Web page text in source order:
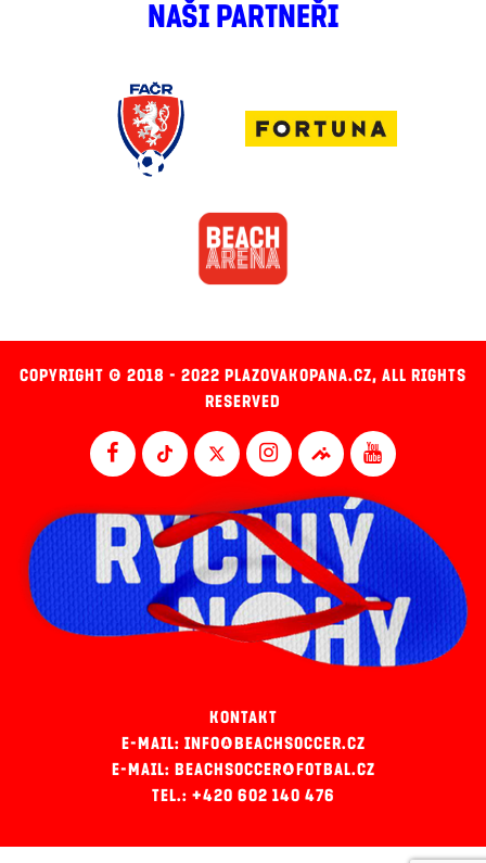
NAŠI PARTNEŘI
COPYRIGHT © 2018 - 2022 PLAZOVAKOPANA.CZ, ALL RIGHTS
RESERVED
KONTAKT
E-MAIL: INFO@BEACHSOCCER.CZ
E-MAIL: BEACHSOCCER@FOTBAL.CZ
TEL.: +420 602 140 476